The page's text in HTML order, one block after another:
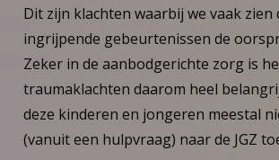
Dit zijn klachten waarbij we vaak zien
ingrijpende gebeurtenissen de
Zeker in de aanbodgerichte zorg is
traumaklachten daarom heel
deze kinderen en jongeren meestal
(vanuit een hulpvraag) naar de JGZ